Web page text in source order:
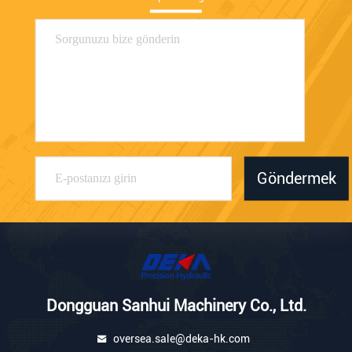
Göndermek
Dongguan Sanhui Machinery Co., Ltd.
oversea.sale@deka-hk.com